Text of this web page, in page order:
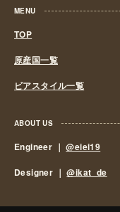
MENU
TOP
原産国一覧
ビアスタイル一覧
ABOUT US
Engineer ｜@eiei19
Designer ｜@ikat_de